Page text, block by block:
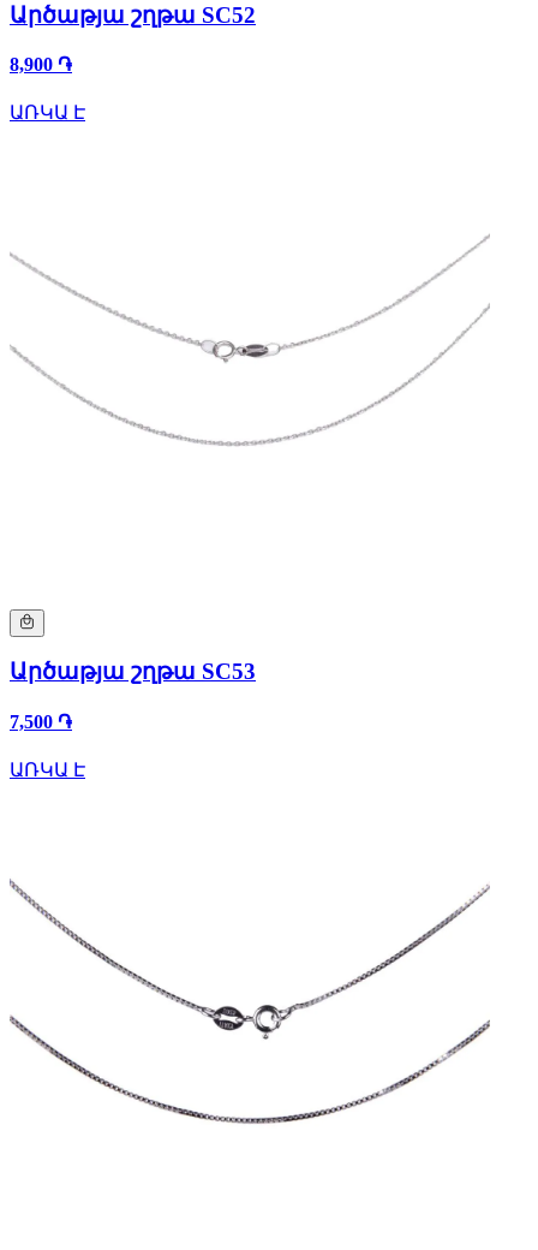
Արծաթյա շղթա SC52
8,900 ֏
ԱՌԿԱ Է
Արծաթյա շղթա SC53
7,500 ֏
ԱՌԿԱ Է